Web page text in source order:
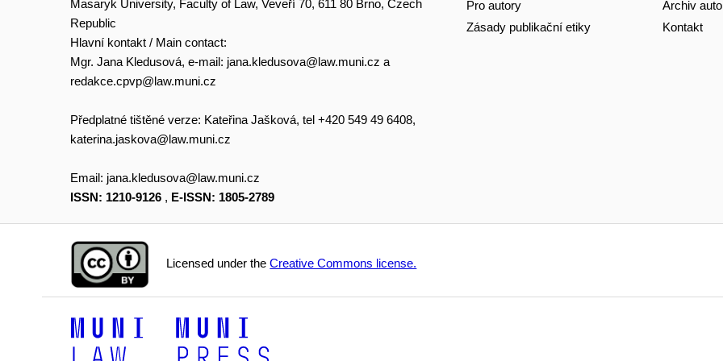
Masaryk University, Faculty of Law, Veveří 70, 611 80 Brno, Czech
Republic
Hlavní kontakt / Main contact:
Mgr. Jana Kledusová, e-mail: jana.kledusova@law.muni.cz a
redakce.cpvp@law.muni.cz
Předplatné tištěné verze: Kateřina Jašková, tel +420 549 49 6408,
katerina.jaskova@law.muni.cz
Email: jana.kledusova@law.muni.cz
ISSN: 1210-9126 , E-ISSN: 1805-2789
Pro autory
Zásady publikační etiky
Archiv
Kontakt
Licensed under theCreative Commons license.